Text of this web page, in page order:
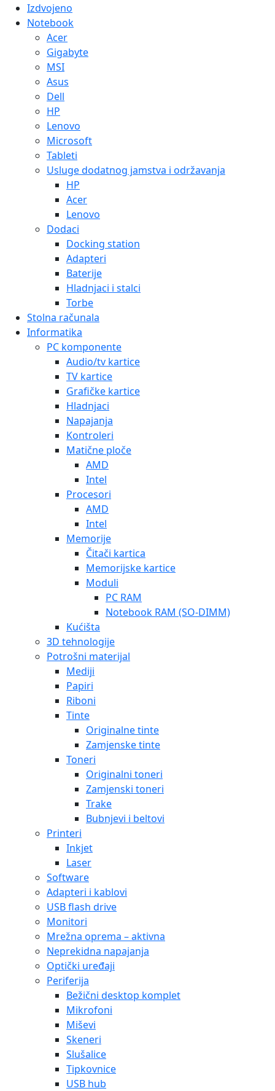
Izdvojeno
Notebook
Acer
Gigabyte
MSI
Asus
Dell
HP
Lenovo
Microsoft
Tableti
Usluge dodatnog jamstva i održavanja
HP
Acer
Lenovo
Dodaci
Docking station
Adapteri
Baterije
Hladnjaci i stalci
Torbe
Stolna računala
Informatika
PC komponente
Audio/tv kartice
TV kartice
Grafičke kartice
Hladnjaci
Napajanja
Kontroleri
Matične ploče
AMD
Intel
Procesori
AMD
Intel
Memorije
Čitači kartica
Memorijske kartice
Moduli
PC RAM
Notebook RAM (SO-DIMM)
Kućišta
3D tehnologije
Potrošni materijal
Mediji
Papiri
Riboni
Tinte
Originalne tinte
Zamjenske tinte
Toneri
Originalni toneri
Zamjenski toneri
Trake
Bubnjevi i beltovi
Printeri
Inkjet
Laser
Software
Adapteri i kablovi
USB flash drive
Monitori
Mrežna oprema – aktivna
Neprekidna napajanja
Optički uređaji
Periferija
Bežični desktop komplet
Mikrofoni
Miševi
Skeneri
Slušalice
Tipkovnice
USB hub